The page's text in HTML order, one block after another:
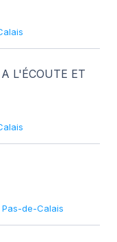
L'ÉCOUTE ET
Pas-de-Calais